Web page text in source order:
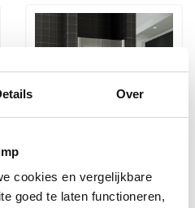
Over
cookies en vergelijkbare
goed te laten functioneren,
Vouwbare Nisdeur Links Of
Rechts 8Mm Nano (In 3